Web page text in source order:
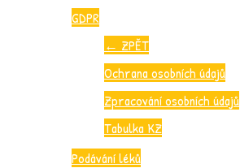
GDPR
← ZPĚT
Ochrana osobních údajů
Zpracování osobních údajů
Tabulka KZ
Podávání léků